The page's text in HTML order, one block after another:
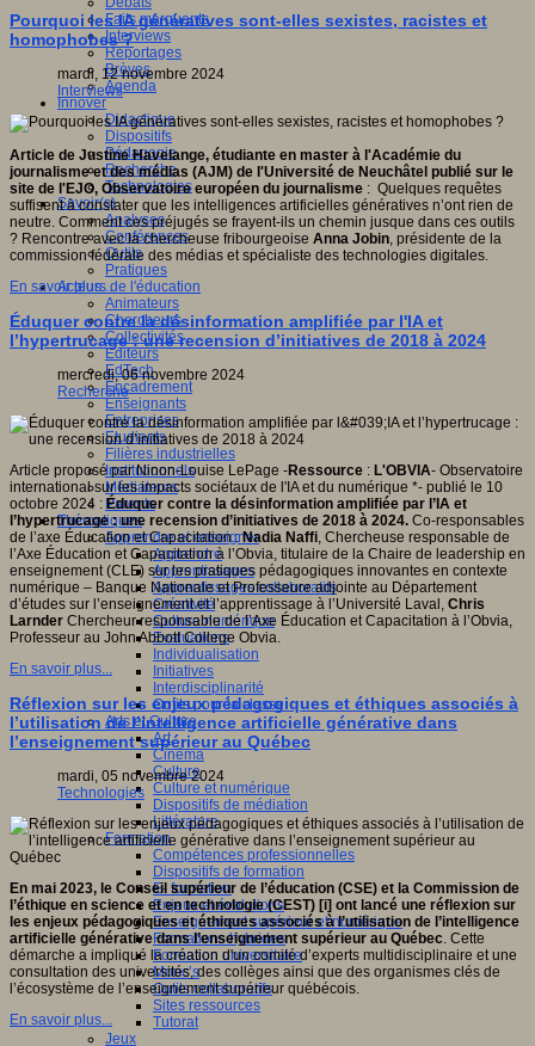
Faits marquants
Interviews
Reportages
Brèves
Agenda
Innover
Didactique
Dispositifs
Pédagogie
Recherche
Technologies
Savoir(s)
Analyses
Conférences
Outils
Pratiques
Acteurs de l'éducation
Animateurs
Chercheurs
Collectivités
Editeurs
EdTech
Encadrement
Enseignants
Entreprises
Etudiants
Filières industrielles
Institutionnels
Médiateurs
Parents
Thématiques
Apprendre et enseigner
Apprendre
Apprentissages
Apprentissages collaboratifs
Créativité
Culture numérique
Evaluations
Individualisation
Initiatives
Interdisciplinarité
Outils pour la classe
Arts et Culture
Art
Cinéma
Culture
Culture et numérique
Dispositifs de médiation
Littérature
Formation
Compétences professionnelles
Dispositifs de formation
E- formation
Enjeux et évolutions
Enseignement supérieur et numérique
Formations hybrides
Formation universitaire
Mooc’s
Outils collaboratifs
Sites ressources
Tutorat
Jeux
Pourquoi les IA génératives sont-elles sexistes, racistes et
homophobes ?
mardi, 12 novembre 2024
Interviews
Article de Justine Havelange, étudiante en master à l'Académie du
journalisme et des médias (AJM) de l'Université de Neuchâtel publié sur le
site de l'EJO, Observatoire européen du journalisme : Quelques requêtes
suffisent à constater que les intelligences artificielles génératives n’ont rien de
neutre. Comment ces préjugés se frayent-ils un chemin jusque dans ces outils
? Rencontre avec la chercheuse fribourgeoise Anna Jobin, présidente de la
commission fédérale des médias et spécialiste des technologies digitales.
En savoir plus...
Éduquer contre la désinformation amplifiée par l'IA et
l’hypertrucage : une recension d’initiatives de 2018 à 2024
mercredi, 06 novembre 2024
Recherche
Article proposé par Ninon-Louise LePage -Ressource : L'OBVIA- Observatoire
international sur les impacts sociétaux de l'IA et du numérique *- publié le 10
octobre 2024 : Éduquer contre la désinformation amplifiée par l’IA et
l’hypertrucage : une recension d’initiatives de 2018 à 2024. Co-responsables
de l’axe Éducation et Capacitation :Nadia Naffi, Chercheuse responsable de
l’Axe Éducation et Capacitation à l’Obvia, titulaire de la Chaire de leadership en
enseignement (CLE) sur les pratiques pédagogiques innovantes en contexte
numérique – Banque Nationale et Professeure adjointe au Département
d’études sur l’enseignement et l’apprentissage à l’Université Laval, Chris
Larnder Chercheur responsable de l’Axe Éducation et Capacitation à l’Obvia,
Professeur au John Abbott College Obvia.
En savoir plus...
Réflexion sur les enjeux pédagogiques et éthiques associés à
l’utilisation de l’intelligence artificielle générative dans
l’enseignement supérieur au Québec
mardi, 05 novembre 2024
Technologies
En mai 2023, le Conseil supérieur de l’éducation (CSE) et la Commission de
l’éthique en science et en technologie (CEST) [i] ont lancé une réflexion sur
les enjeux pédagogiques et éthiques associés à l’utilisation de l’intelligence
artificielle générative dans l’enseignement supérieur au Québec. Cette
démarche a impliqué la création d'un comité d’experts multidisciplinaire et une
consultation des universités, des collèges ainsi que des organismes clés de
l’écosystème de l’enseignement supérieur québécois.
En savoir plus...